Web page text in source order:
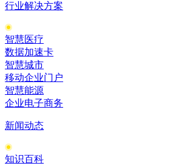
行业解决方案
智慧医疗
数据加速卡
智慧城市
移动企业门户
智慧能源
企业电子商务
新闻动态
知识百科